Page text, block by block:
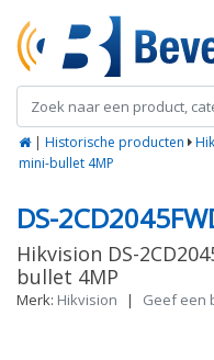
| Historische producten
mini-bullet 4MP
DS-
Hikvision DS-
bullet 4MP
Merk: Hikvision | Geef een